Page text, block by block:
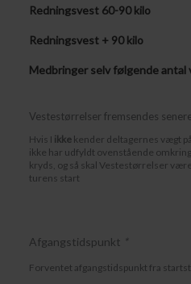
Redningsvest 60-90 kilo
Redningsvest + 90 kilo
Medbringer selv følgende antal
Vestestørrelser fremsendes
Hvis I ikke kender deltagernes vægt
ikke har udfyldt ovenstående
kryds, og så skal Vestestørrelser
turens start
Afgangstidspunkt *
Forventet afgangstidspunkt fra